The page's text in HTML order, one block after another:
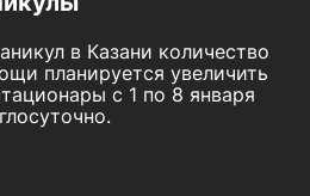
в Казани количество
планируется увеличить
с 1 по 8 января